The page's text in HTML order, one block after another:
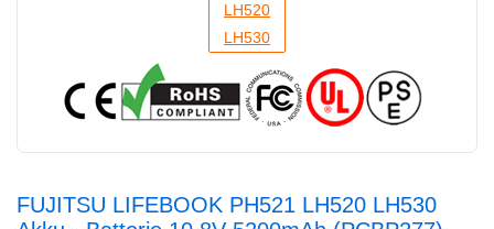
FUJITSU LIFEBOOK PH521 LH520 LH530